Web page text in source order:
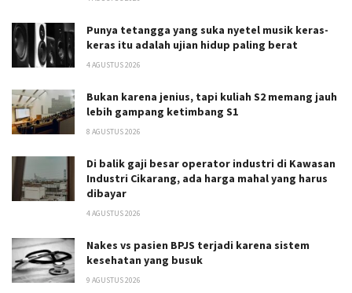
Punya tetangga yang suka nyetel musik keras-
keras itu adalah ujian hidup paling berat
4 AGUSTUS 2026
Bukan karena jenius, tapi kuliah S2 memang jauh
lebih gampang ketimbang S1
8 AGUSTUS 2026
Di balik gaji besar operator industri di Kawasan
Industri Cikarang, ada harga mahal yang harus
dibayar
4 AGUSTUS 2026
Nakes vs pasien BPJS terjadi karena sistem
kesehatan yang busuk
9 AGUSTUS 2026